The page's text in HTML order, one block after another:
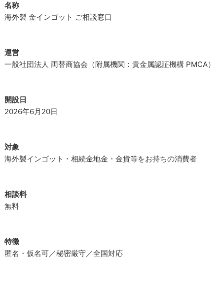
名称
海外製 金インゴット ご相談窓口
運営
一般社団法人 両替商協会（附属機関：貴金属認証機構 PMCA）
開設日
2026年6月20日
対象
海外製インゴット・相続金地金・金貨等をお持ちの消費者
相談料
無料
特徴
匿名・仮名可／秘密厳守／全国対応